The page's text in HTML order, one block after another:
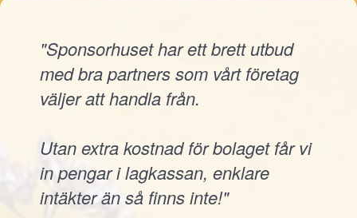
"Sponsorhuset har ett brett utbud
med bra partners som vårt företag
väljer att handla från.
Utan extra kostnad för bolaget får vi
in pengar i lagkassan, enklare
intäkter än så finns inte!"